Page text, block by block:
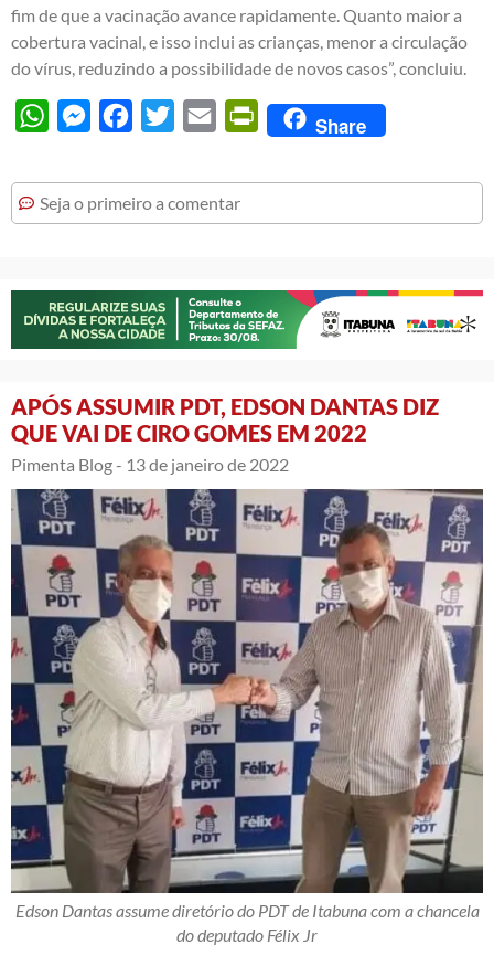
fim de que a vacinação avance rapidamente. Quanto maior a
cobertura vacinal, e isso inclui as crianças, menor a circulação
do vírus, reduzindo a possibilidade de novos casos”, concluiu.
WhatsAppMessengerFacebook
Twitter Email PrintFriendly
Share
Seja o primeiro a comentar
APÓS ASSUMIR PDT, EDSON DANTAS DIZ
QUE VAI DE CIRO GOMES EM 2022
Pimenta Blog - 13 de janeiro de 2022
Edson Dantas assume diretório do PDT de Itabuna com a chancela
do deputado Félix Jr